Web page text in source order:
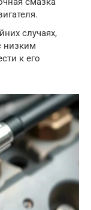
случаях,
низким
к его